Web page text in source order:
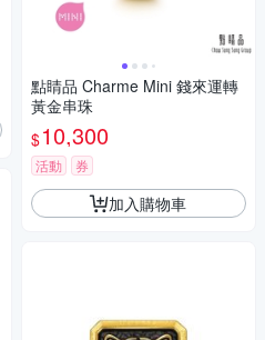
點睛品 Charme Mini 錢來運轉
黃金串珠
$10,300
活動 券
加入購物車